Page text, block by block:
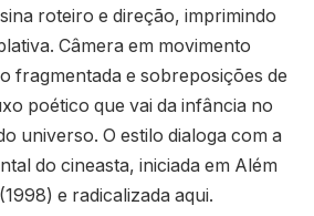
roteiro e direção, imprimindo
Câmera em movimento
fragmentada e sobreposições de
poético que vai da infância no
universo. O estilo dialoga com a
do cineasta, iniciada em Além
e radicalizada aqui.